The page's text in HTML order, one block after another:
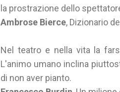
la prostrazione dello
Ambrose Bierce, Dizionario
Nel teatro e nella vita la
L'animo umano inclina
di non aver pianto.